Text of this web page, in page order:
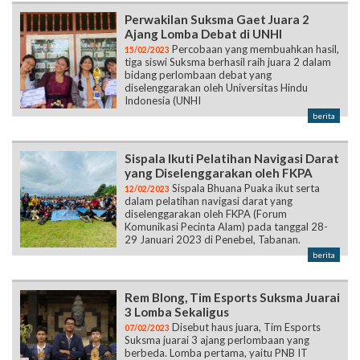
Perwakilan Suksma Gaet Juara 2
Ajang Lomba Debat di UNHI
15/02/2023 Percobaan yang membuahkan hasil,
tiga siswi Suksma berhasil raih juara 2 dalam
bidang perlombaan debat yang
diselenggarakan oleh Universitas Hindu
Indonesia (UNHI
berita
Sispala Ikuti Pelatihan Navigasi Darat
yang Diselenggarakan oleh FKPA
12/02/2023 Sispala Bhuana Puaka ikut serta
dalam pelatihan navigasi darat yang
diselenggarakan oleh FKPA (Forum
Komunikasi Pecinta Alam) pada tanggal 28-
29 Januari 2023 di Penebel, Tabanan.
berita
Rem Blong, Tim Esports Suksma Juarai
3 Lomba Sekaligus
07/02/2023 Disebut haus juara, Tim Esports
Suksma juarai 3 ajang perlombaan yang
berbeda. Lomba pertama, yaitu PNB IT